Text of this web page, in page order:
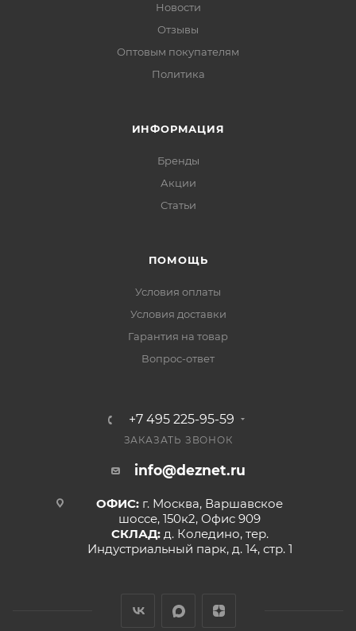
Новости
Отзывы
Оптовым покупателям
Политика
ИНФОРМАЦИЯ
Бренды
Акции
Статьи
ПОМОЩЬ
Условия оплаты
Условия доставки
Гарантия на товар
Вопрос-ответ
+7 495 225-95-59
ЗАКАЗАТЬ ЗВОНОК
info@deznet.ru
ОФИС: г. Москва, Варшавское
шоссе, 150к2, Офис 909
СКЛАД: д. Коледино, тер.
Индустриальный парк, д. 14, стр. 1